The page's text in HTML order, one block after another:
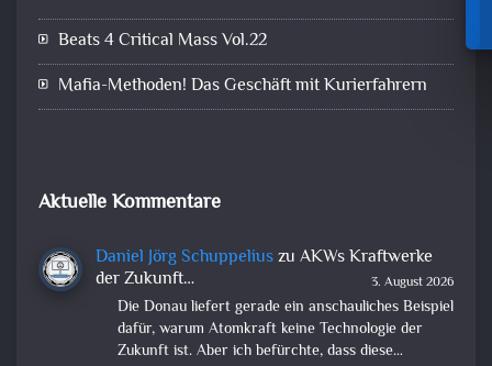
Beats 4 Critical Mass Vol.22
Mafia-Methoden! Das Geschäft mit Kurierfahrern
Aktuelle Kommentare
Daniel Jörg Schuppeliuszu AKWs Kraftwerke
der Zukunft…
3. August 2026
Die Donau liefert gerade ein anschauliches Beispiel
dafür, warum Atomkraft keine Technologie der
Zukunft ist. Aber ich befürchte, dass diese…